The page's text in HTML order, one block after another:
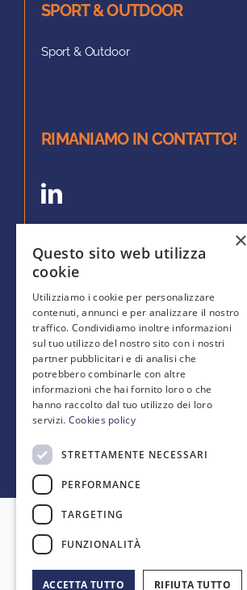
SPORT & OUTDOOR
Sport & Outdoor
RIMANIAMO IN CONTATTO!
Iscriviti alla nostra Newsletter
SCOPRI DI PIÙ
Gallery
Blog
FAQ
Backspace S.r.l. · Tutti i diritti riservati
Capitale Sociale 450.000€ I.V. | P.IVA/CF
03332801202 | REA BO-510942
×
Questo sito web utilizza
cookie
Utilizziamo i cookie per personalizzare
contenuti, annunci e per analizzare il nostro
traffico. Condividiamo inoltre informazioni
sul tuo utilizzo del nostro sito con i nostri
partner pubblicitari e di analisi che
potrebbero combinarle con altre
informazioni che hai fornito loro o che
hanno raccolto dal tuo utilizzo dei loro
servizi. Cookies policy
STRETTAMENTE NECESSARI
PERFORMANCE
TARGETING
FUNZIONALITÀ
ACCETTA TUTTO RIFIUTA TUTTO